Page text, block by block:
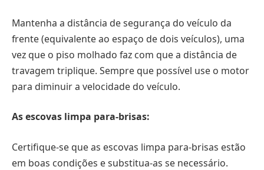
Mantenha a distância de segurança do veículo da
frente (equivalente ao espaço de dois veículos), uma
vez que o piso molhado faz com que a distância de
travagem triplique. Sempre que possível use o motor
para diminuir a velocidade do veículo.
As escovas limpa para-brisas:
Certifique-se que as escovas limpa para-brisas estão
em boas condições e substitua-as se necessário.